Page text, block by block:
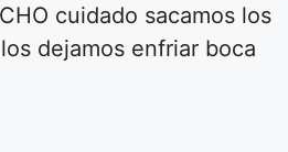
cuidado sacamos los
dejamos enfriar boca